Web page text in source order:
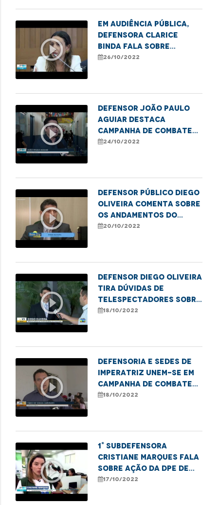
play_circle_outline
Em audiência pública,
defensora Clarice
Binda fala sobre
questão das carroças
26/10/2022
play_circle_outline
Defensor João Paulo
Aguiar destaca
campanha de combate
ao sub-registro em
24/10/2022
play_circle_outline
Defensor público Diego
Oliveira comenta sobre
os andamentos do
processo contra a Vivo
20/10/2022
play_circle_outline
Defensor Diego Oliveira
tira dúvidas de
telespectadores sobre
direito do consumidor
18/10/2022
play_circle_outline
Defensoria e SEDES de
Imperatriz unem-se em
campanha de combate
ao sub-registro
18/10/2022
play_circle_outline
1° Subdefensora
Cristiane Marques fala
sobre ação da DPE de
combate ao sub-
17/10/2022